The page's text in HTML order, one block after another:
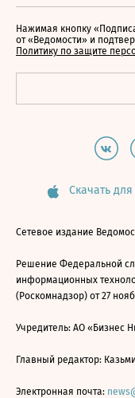
Нажимая кнопку
от «Ведомости» и
Политику по защите
Скачать для
Сетевое издание
Решение Федеральной
информационных
(Роскомнадзор) от 27
Учредитель: АО «Бизнес
Главный редактор:
Электронная почта: